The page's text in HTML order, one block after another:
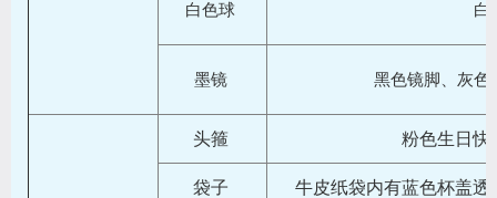
白色球 白
墨镜 黑色镜脚、灰色
头箍 粉色生日快
袋子 牛皮纸袋内有蓝色杯盖